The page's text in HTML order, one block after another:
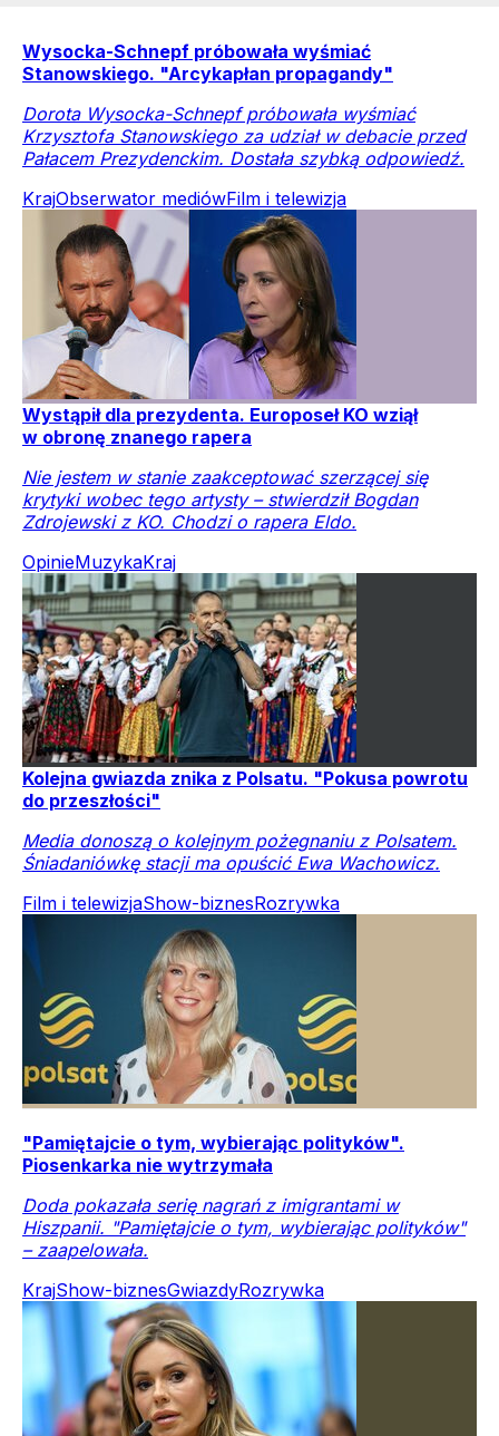
Wysocka-Schnepf próbowała wyśmiać
Stanowskiego. "Arcykapłan propagandy"
Dorota Wysocka-Schnepf próbowała wyśmiać
Krzysztofa Stanowskiego za udział w debacie przed
Pałacem Prezydenckim. Dostała szybką odpowiedź.
KrajObserwator mediówFilm i telewizja
Wystąpił dla prezydenta. Europoseł KO wziął
w obronę znanego rapera
Nie jestem w stanie zaakceptować szerzącej się
krytyki wobec tego artysty – stwierdził Bogdan
Zdrojewski z KO. Chodzi o rapera Eldo.
OpinieMuzykaKraj
Kolejna gwiazda znika z Polsatu. "Pokusa powrotu
do przeszłości"
Media donoszą o kolejnym pożegnaniu z Polsatem.
Śniadaniówkę stacji ma opuścić Ewa Wachowicz.
Film i telewizjaShow-biznesRozrywka
"Pamiętajcie o tym, wybierając polityków".
Piosenkarka nie wytrzymała
Doda pokazała serię nagrań z imigrantami w
Hiszpanii. "Pamiętajcie o tym, wybierając polityków"
– zaapelowała.
KrajShow-biznesGwiazdyRozrywka